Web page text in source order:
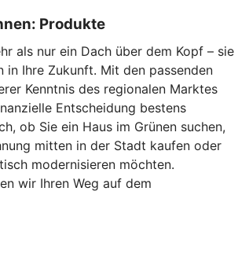
Produkte
als nur ein Dach über dem Kopf – sie
in Ihre Zukunft. Mit den passenden
Kenntnis des regionalen Marktes
Entscheidung bestens
ob Sie ein Haus im Grünen suchen,
mitten in der Stadt kaufen oder
modernisieren möchten.
wir Ihren Weg auf dem